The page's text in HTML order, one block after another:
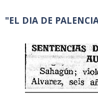
"EL DIA DE